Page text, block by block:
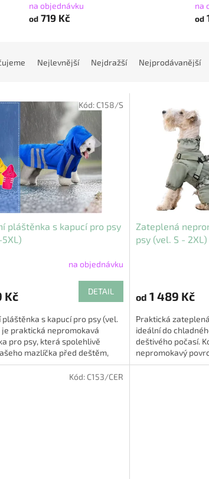
na objednávku
od 719 Kč
na
od
Nejlevnější Nejdražší Nejprodávanější
pláštěnka s kapucí pro psy
na objednávku
Kč DETAIL
pláštěnka s kapucí pro psy (vel.
je praktická nepromokavá
pro psy, která spolehlivě
mazlíčka před deštěm,
vlhkostí 🌧️🐕. Díky...
Kód: C158/S
Zateplená
psy (vel. S - 2XL)
je
z
5
hvězdiček.
od 1 489 Kč
Praktická
ideální do
deštivého počasí.
nepromokavý
pohodlný střih,
Kód: C153/CER